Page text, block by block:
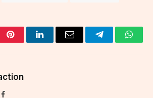
PinterestLinkedInEmail Telegram
Facebook